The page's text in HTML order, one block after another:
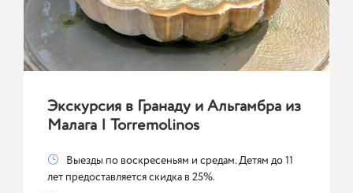
Экскурсия в Гранаду и Альгамбра из
Малага | Torremolinos
Выезды по воскресеньям и средам. Детям до 11
лет предоставляется скидка в 25%.